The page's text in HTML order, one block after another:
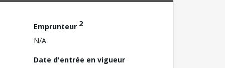
Emprunteur 2
N/A
Date d'entrée en vigueur